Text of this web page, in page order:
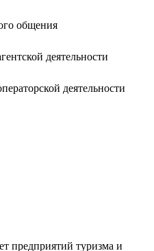
общения
деятельности
деятельности
предприятий туризма и